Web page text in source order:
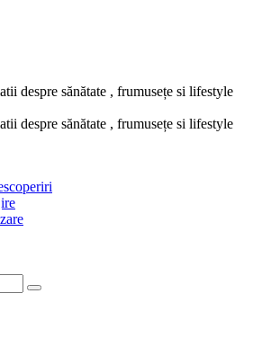
despre sănătate , frumusețe si lifestyle
despre sănătate , frumusețe si lifestyle